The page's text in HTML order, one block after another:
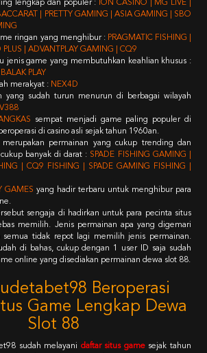
lengkap dan populer : ION CASINO | MG LIVE |
| PRETTY GAMING | ASIA GAMING | SBO
ringan yang menghibur : PRAGMATIC FISHING |
| ADVANTPLAY GAMING | CQ9
jenis game yang membutuhkan keahlian khusus :
PLAY
merakyat : NEX4D
yang sudah turun menurun di berbagai wilayah
sempat menjadi game paling populer di
di casino asli sejak tahun 1960an.
permainan yang cukup trending dan
banyak di darat : SPADE FISHING GAMING |
| CQ9 FISHING | SPADE GAMING FISHING |
GAMES yang hadir terbaru untuk menghibur para
sengaja di hadirkan untuk para pecinta situs
memilih. Jenis permainan apa yang digemari
semua tidak repot lagi memilih jenis permainan.
di bahas, cukup dengan 1 user ID saja sudah
online yang disediakan permainan dewa slot 88.
Beroperasi
Game Lengkap Dewa
Slot 88
sudah melayani daftar situs game sejak tahun